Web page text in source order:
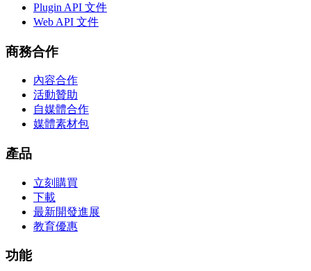
Plugin API 文件
Web API 文件
商務合作
內容合作
活動贊助
自媒體合作
媒體素材包
產品
立刻購買
下載
最新開發進展
教育優惠
功能